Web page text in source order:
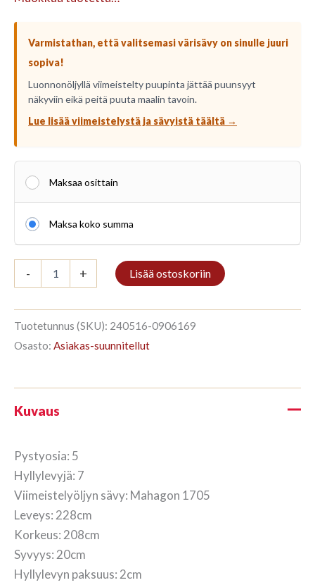
Varmistathan, että valitsemasi värisävy on sinulle juuri
sopiva!
Luonnonöljyllä viimeistelty puupinta jättää puunsyyt
näkyviin eikä peitä puuta maalin tavoin.
Lue lisää viimeistelystä ja sävyistä täältä →
Maksaa osittain
Maksa koko summa
-
5/7
Mahagon
määrä
+ Lisää ostoskoriin
Tuotetunnus (SKU): 240516-0906169
Osasto: Asiakas-suunnitellut
Kuvaus
Pystyosia: 5
Hyllylevyjä: 7
Viimeistelyöljyn sävy: Mahagon 1705
Leveys: 228cm
Korkeus: 208cm
Syvyys: 20cm
Hyllylevyn paksuus: 2cm